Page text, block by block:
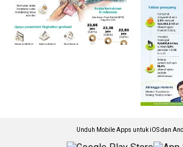
Unduh Mobile Apps untuk iOS dan